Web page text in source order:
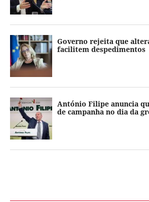
Governo rejeita que
facilitem despedimentos
António Filipe anuncia
de campanha no dia da